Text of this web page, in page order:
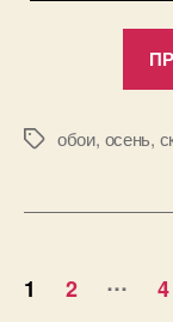
Позначки
обои, осень,
Пагінація
1 2 … 4